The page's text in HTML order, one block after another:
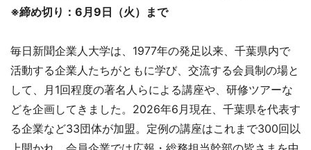
※締め切り：6月9日（火）まで
毎日新聞企業人大学は、1977年の発足以来、千葉県内で
活動する企業人たちがともに学び、交流する会員制の場と
して、月1回程度の著名人らによる講座や、研修ツアーな
どを企画してきました。2026年6月現在、千葉県を代表す
る企業など33団体が加盟。定例の講座はこれまで300回以